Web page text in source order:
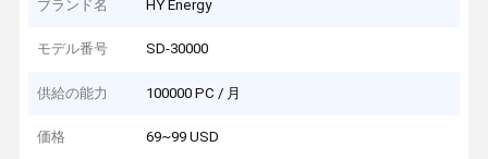
ブランド名 HY Energy
モデル番号 SD-30000
供給の能力 100000 PC / 月
価格 69~99 USD